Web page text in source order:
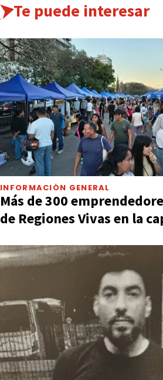
Te puede interesar
INFORMACIÓN GENERAL
Más de 300
de Regiones Vivas en la